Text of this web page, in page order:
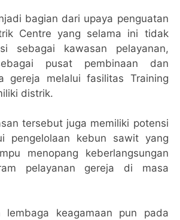
bagian dari upaya penguatan
Centre yang selama ini tidak
sebagai kawasan pelayanan,
pusat pembinaan dan
gereja melalui fasilitas Training
distrik.
tersebut juga memiliki potensi
pengelolaan kebun sawit yang
menopang keberlangsungan
pelayanan gereja di masa
lembaga keagamaan pun pada